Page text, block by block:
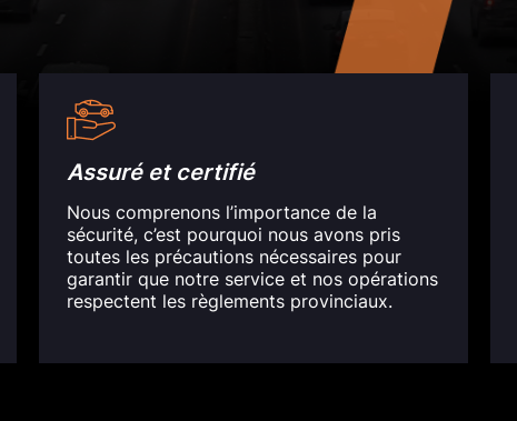
Assuré et certifié
Nous comprenons l’importance de la
sécurité, c’est pourquoi nous avons pris
toutes les précautions nécessaires pour
garantir que notre service et nos opérations
respectent les règlements provinciaux.